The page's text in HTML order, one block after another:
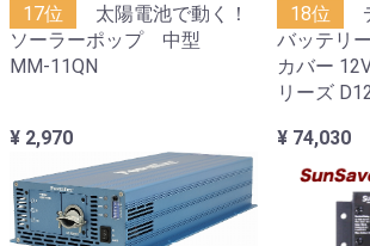
17位
太陽電池で動く！
ソーラーポップ 中型
MM-11QN
¥ 2,970
18位
バッテリ
カバー
リーズ
¥ 74,030